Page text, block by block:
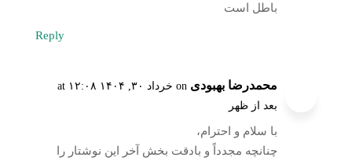
باطل است
Reply
محمدرضا بهبودی
on خرداد ۳۰, ۱۴۰۴ at ۱۲:۰۸
بعد از ظهر
با سلام و احترام،
چنانچه مجدداً و بادقت بخش آخر این نوشتار را